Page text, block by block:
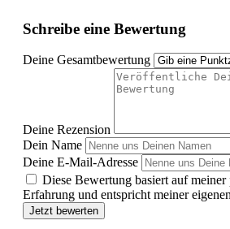
Schreibe eine Bewertung
Deine Gesamtbewertung
Deine Rezension
Dein Name
Deine E-Mail-Adresse
Diese Bewertung basiert auf meiner
Erfahrung und entspricht meiner
Jetzt bewerten